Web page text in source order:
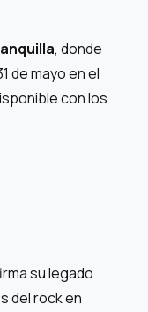
, donde
de mayo en el
con los
su legado
del rock en